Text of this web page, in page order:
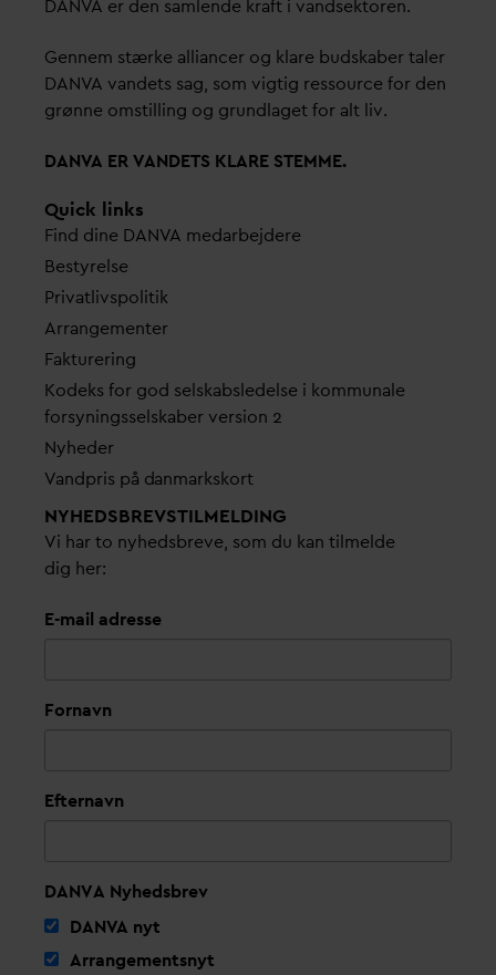
DANVA er den samlende kraft i vandsektoren.
Gennem stærke alliancer og klare budskaber taler
DANVA vandets sag, som vigtig ressource for den
grønne omstilling og grundlaget for alt liv.
DANVA ERVANDETS KLARE STEMME.
Quick links
Find dine DANVA medarbejdere
Bestyrelse
Privatlivspolitik
Arrangementer
Fakturering
Kodeks for god selskabsledelse i kommunale
forsyningsselskaber version 2
Nyheder
Vandpris på danmarkskort
NYHEDSBREVS­TILMELDING
Vi har to nyhedsbreve, som du kan tilmelde
dig her:
E-mail adresse
Fornavn
Efternavn
DANVA Nyhedsbrev
DANVA nyt
Arrangementsnyt